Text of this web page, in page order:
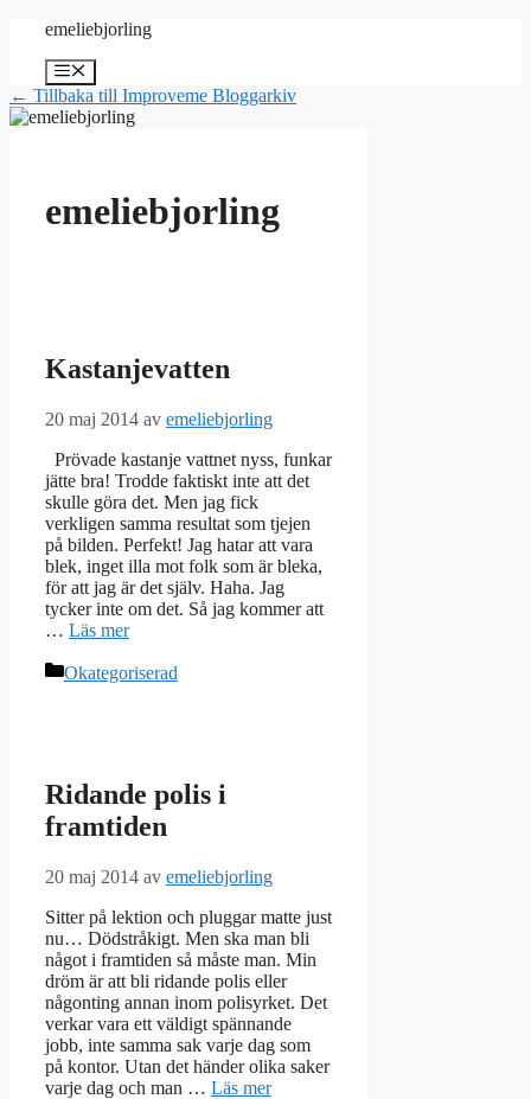
Hoppa
innehåll
emeliebjorling
Meny
← Tillbaka till Improveme Bloggarkiv
emeliebjorling
Kastanjevatten
20 maj 2014 av emeliebjorling
Prövade kastanje vattnet nyss, funkar
jätte bra! Trodde faktiskt inte att det
skulle göra det. Men jag fick
verkligen samma resultat som tjejen
på bilden. Perfekt! Jag hatar att vara
blek, inget illa mot folk som är bleka,
för att jag är det själv. Haha. Jag
tycker inte om det. Så jag kommer att
… Läs mer
Kategorier
Okategoriserad
Ridande polis i
framtiden
20 maj 2014 av emeliebjorling
Sitter på lektion och pluggar matte just
nu… Dödstråkigt. Men ska man bli
något i framtiden så måste man. Min
dröm är att bli ridande polis eller
någonting annan inom polisyrket. Det
verkar vara ett väldigt spännande
jobb, inte samma sak varje dag som
på kontor. Utan det händer olika saker
varje dag och man … Läs mer